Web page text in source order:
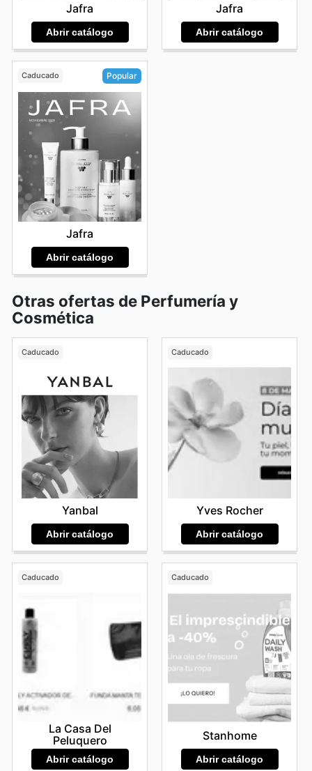
Jafra
Abrir catálogo
Jafra
Abrir catálogo
Caducado Popular
Jafra
Abrir catálogo
Otras ofertas de Perfumería y
Cosmética
Caducado
Yanbal
Abrir catálogo
Caducado
Yves Rocher
Abrir catálogo
Caducado
La Casa Del
Peluquero
Abrir catálogo
Caducado
Stanhome
Abrir catálogo